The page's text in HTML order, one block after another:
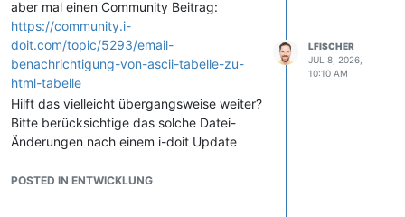
aber mal einen Community Beitrag:
https://community.i-
doit.com/topic/5293/email-
benachrichtigung-von-ascii-tabelle-zu-
html-tabelle
Hilft das vielleicht übergangsweise weiter?
Bitte berücksichtige das solche Datei-
Änderungen nach einem i-doit Update
Viele Grüße
POSTED IN ENTWICKLUNG
LFISCHER
JUL 8, 2026,
10:10 AM